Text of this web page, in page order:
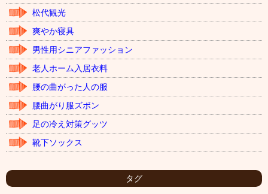
松代観光
爽やか寝具
男性用シニアファッション
老人ホーム入居衣料
腰の曲がった人の服
腰曲がり服ズボン
足の冷え対策グッツ
靴下ソックス
タグ